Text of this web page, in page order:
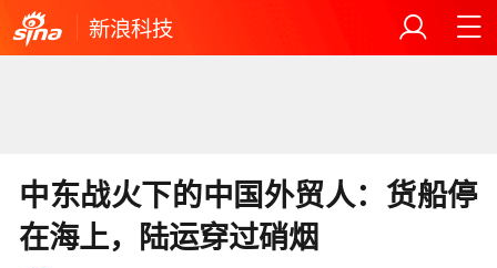
新浪科技
中东战火下的中国外贸人：货船停
在海上，陆运穿过硝烟